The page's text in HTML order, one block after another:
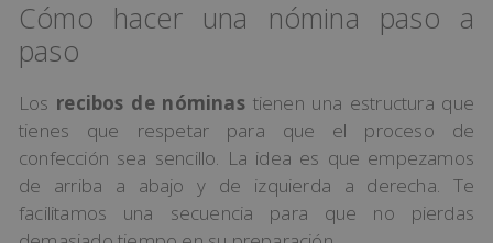
Cómo hacer una nómina paso a
paso
Los recibos de nóminastienen una estructura que
tienes que respetar para que el proceso de
confección sea sencillo. La idea es que empezamos
de arriba a abajo y de izquierda a derecha. Te
facilitamos una secuencia para que no pierdas